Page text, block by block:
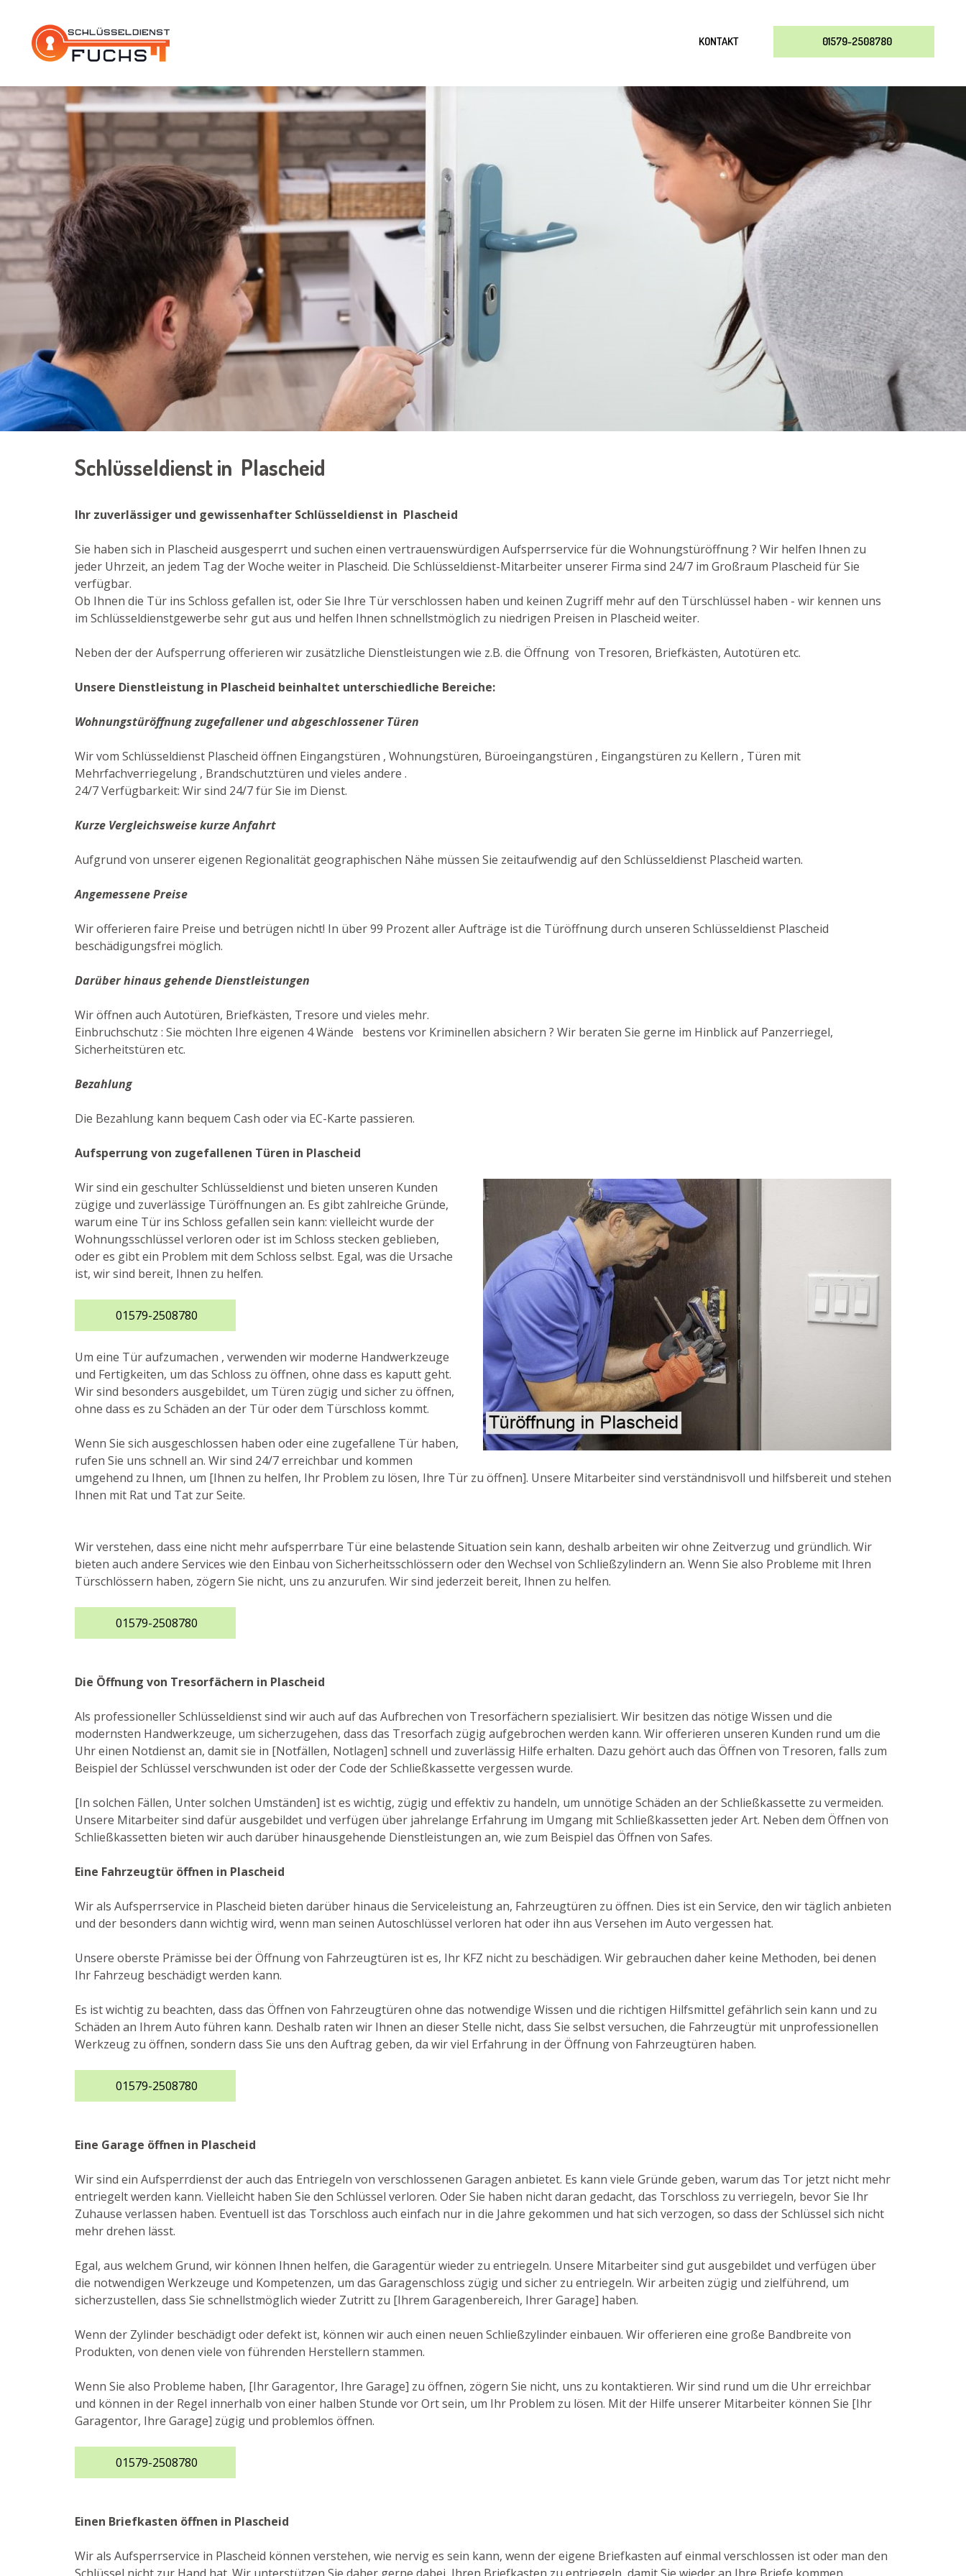
KONTAKT 01579-2508780
Schlüsseldienst in Plascheid
Ihr zuverlässiger und gewissenhafter Schlüsseldienst in Plascheid
Sie haben sich in Plascheid ausgesperrt und suchen einen vertrauenswürdigen Aufsperrservice für die Wohnungstüröffnung ? Wir helfen Ihnen zu
jeder Uhrzeit, an jedem Tag der Woche weiter in Plascheid. Die Schlüsseldienst-Mitarbeiter unserer Firma sind 24/7 im Großraum Plascheid für Sie
verfügbar.
Ob Ihnen die Tür ins Schloss gefallen ist, oder Sie Ihre Tür verschlossen haben und keinen Zugriff mehr auf den Türschlüssel haben - wir kennen uns
im Schlüsseldienstgewerbe sehr gut aus und helfen Ihnen schnellstmöglich zu niedrigen Preisen in Plascheid weiter.
Neben der der Aufsperrung offerieren wir zusätzliche Dienstleistungen wie z.B. die Öffnung von Tresoren, Briefkästen, Autotüren etc.
Unsere Dienstleistung in Plascheid beinhaltet unterschiedliche Bereiche:
Wohnungstüröffnung zugefallener und abgeschlossener Türen
Wir vom Schlüsseldienst Plascheid öffnen Eingangstüren , Wohnungstüren, Büroeingangstüren , Eingangstüren zu Kellern , Türen mit
Mehrfachverriegelung , Brandschutztüren und vieles andere .
24/7 Verfügbarkeit: Wir sind 24/7 für Sie im Dienst.
Kurze Vergleichsweise kurze Anfahrt
Aufgrund von unserer eigenen Regionalität geographischen Nähe müssen Sie zeitaufwendig auf den Schlüsseldienst Plascheid warten.
Angemessene Preise
Wir offerieren faire Preise und betrügen nicht! In über 99 Prozent aller Aufträge ist die Türöffnung durch unseren Schlüsseldienst Plascheid
beschädigungsfrei möglich.
Darüber hinaus gehende Dienstleistungen
Wir öffnen auch Autotüren, Briefkästen, Tresore und vieles mehr.
Einbruchschutz : Sie möchten Ihre eigenen 4 Wände bestens vor Kriminellen absichern ? Wir beraten Sie gerne im Hinblick auf Panzerriegel,
Sicherheitstüren etc.
Bezahlung
Die Bezahlung kann bequem Cash oder via EC-Karte passieren.
Aufsperrung von zugefallenen Türen in Plascheid
Wir sind ein geschulter Schlüsseldienst und bieten unseren Kunden
zügige und zuverlässige Türöffnungen an. Es gibt zahlreiche Gründe,
warum eine Tür ins Schloss gefallen sein kann: vielleicht wurde der
Wohnungsschlüssel verloren oder ist im Schloss stecken geblieben,
oder es gibt ein Problem mit dem Schloss selbst. Egal, was die Ursache
ist, wir sind bereit, Ihnen zu helfen.
01579-2508780
Um eine Tür aufzumachen , verwenden wir moderne Handwerkzeuge
und Fertigkeiten, um das Schloss zu öffnen, ohne dass es kaputt geht.
Wir sind besonders ausgebildet, um Türen zügig und sicher zu öffnen,
ohne dass es zu Schäden an der Tür oder dem Türschloss kommt.
Wenn Sie sich ausgeschlossen haben oder eine zugefallene Tür haben,
rufen Sie uns schnell an. Wir sind 24/7 erreichbar und kommen
umgehend zu Ihnen, um [Ihnen zu helfen, Ihr Problem zu lösen, Ihre Tür zu öffnen]. Unsere Mitarbeiter sind verständnisvoll und hilfsbereit und stehen
Ihnen mit Rat und Tat zur Seite.
Wir verstehen, dass eine nicht mehr aufsperrbare Tür eine belastende Situation sein kann, deshalb arbeiten wir ohne Zeitverzug und gründlich. Wir
bieten auch andere Services wie den Einbau von Sicherheitsschlössern oder den Wechsel von Schließzylindern an. Wenn Sie also Probleme mit Ihren
Türschlössern haben, zögern Sie nicht, uns zu anzurufen. Wir sind jederzeit bereit, Ihnen zu helfen.
01579-2508780
Die Öffnung von Tresorfächern in Plascheid
Als professioneller Schlüsseldienst sind wir auch auf das Aufbrechen von Tresorfächern spezialisiert. Wir besitzen das nötige Wissen und die
modernsten Handwerkzeuge, um sicherzugehen, dass das Tresorfach zügig aufgebrochen werden kann. Wir offerieren unseren Kunden rund um die
Uhr einen Notdienst an, damit sie in [Notfällen, Notlagen] schnell und zuverlässig Hilfe erhalten. Dazu gehört auch das Öffnen von Tresoren, falls zum
Beispiel der Schlüssel verschwunden ist oder der Code der Schließkassette vergessen wurde.
[In solchen Fällen, Unter solchen Umständen] ist es wichtig, zügig und effektiv zu handeln, um unnötige Schäden an der Schließkassette zu vermeiden.
Unsere Mitarbeiter sind dafür ausgebildet und verfügen über jahrelange Erfahrung im Umgang mit Schließkassetten jeder Art. Neben dem Öffnen von
Schließkassetten bieten wir auch darüber hinausgehende Dienstleistungen an, wie zum Beispiel das Öffnen von Safes.
Eine Fahrzeugtür öffnen in Plascheid
Wir als Aufsperrservice in Plascheid bieten darüber hinaus die Serviceleistung an, Fahrzeugtüren zu öffnen. Dies ist ein Service, den wir täglich anbieten
und der besonders dann wichtig wird, wenn man seinen Autoschlüssel verloren hat oder ihn aus Versehen im Auto vergessen hat.
Unsere oberste Prämisse bei der Öffnung von Fahrzeugtüren ist es, Ihr KFZ nicht zu beschädigen. Wir gebrauchen daher keine Methoden, bei denen
Ihr Fahrzeug beschädigt werden kann.
Es ist wichtig zu beachten, dass das Öffnen von Fahrzeugtüren ohne das notwendige Wissen und die richtigen Hilfsmittel gefährlich sein kann und zu
Schäden an Ihrem Auto führen kann. Deshalb raten wir Ihnen an dieser Stelle nicht, dass Sie selbst versuchen, die Fahrzeugtür mit unprofessionellen
Werkzeug zu öffnen, sondern dass Sie uns den Auftrag geben, da wir viel Erfahrung in der Öffnung von Fahrzeugtüren haben.
01579-2508780
Eine Garage öffnen in Plascheid
Wir sind ein Aufsperrdienst der auch das Entriegeln von verschlossenen Garagen anbietet. Es kann viele Gründe geben, warum das Tor jetzt nicht mehr
entriegelt werden kann. Vielleicht haben Sie den Schlüssel verloren. Oder Sie haben nicht daran gedacht, das Torschloss zu verriegeln, bevor Sie Ihr
Zuhause verlassen haben. Eventuell ist das Torschloss auch einfach nur in die Jahre gekommen und hat sich verzogen, so dass der Schlüssel sich nicht
mehr drehen lässt.
Egal, aus welchem Grund, wir können Ihnen helfen, die Garagentür wieder zu entriegeln. Unsere Mitarbeiter sind gut ausgebildet und verfügen über
die notwendigen Werkzeuge und Kompetenzen, um das Garagenschloss zügig und sicher zu entriegeln. Wir arbeiten zügig und zielführend, um
sicherzustellen, dass Sie schnellstmöglich wieder Zutritt zu [Ihrem Garagenbereich, Ihrer Garage] haben.
Wenn der Zylinder beschädigt oder defekt ist, können wir auch einen neuen Schließzylinder einbauen. Wir offerieren eine große Bandbreite von
Produkten, von denen viele von führenden Herstellern stammen.
Wenn Sie also Probleme haben, [Ihr Garagentor, Ihre Garage] zu öffnen, zögern Sie nicht, uns zu kontaktieren. Wir sind rund um die Uhr erreichbar
und können in der Regel innerhalb von einer halben Stunde vor Ort sein, um Ihr Problem zu lösen. Mit der Hilfe unserer Mitarbeiter können Sie [Ihr
Garagentor, Ihre Garage] zügig und problemlos öffnen.
01579-2508780
Einen Briefkasten öffnen in Plascheid
Wir als Aufsperrservice in Plascheid können verstehen, wie nervig es sein kann, wenn der eigene Briefkasten auf einmal verschlossen ist oder man den